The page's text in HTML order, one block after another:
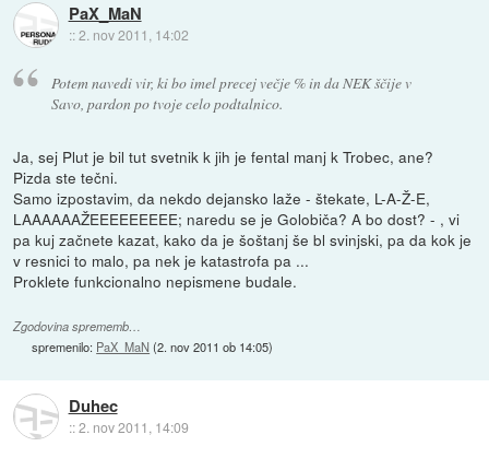
PaX_MaN
::2. nov 2011, 14:02
Potem navedi vir, ki bo imel precej večje % in da NEK ščije v
Savo, pardon po tvoje celo podtalnico.
Ja, sej Plut je bil tut svetnik k jih je fental manj k Trobec, ane?
Pizda ste tečni.
Samo izpostavim, da nekdo dejansko laže - štekate, L-A-Ž-E,
LAAAAAAŽEEEEEEEEE; naredu se je Golobiča? A bo dost? - , vi
pa kuj začnete kazat, kako da je šoštanj še bl svinjski, pa da kok je
v resnici to malo, pa nek je katastrofa pa ...
Proklete funkcionalno nepismene budale.
Zgodovina sprememb…
spremenilo: PaX_MaN (2. nov 2011 ob 14:05)
Duhec
::2. nov 2011, 14:09